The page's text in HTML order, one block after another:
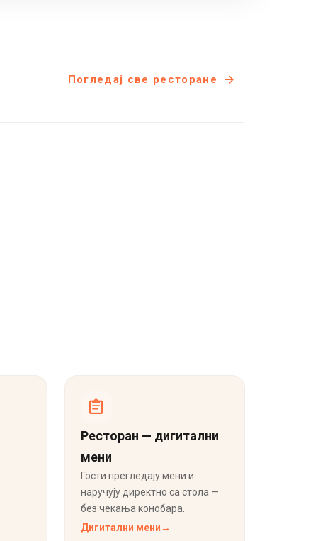
Погледај све ресторане
Ресторан — дигитални
мени
Гости прегледају мени и
наручују директно са стола —
без чекања конобара.
Дигитални мени→